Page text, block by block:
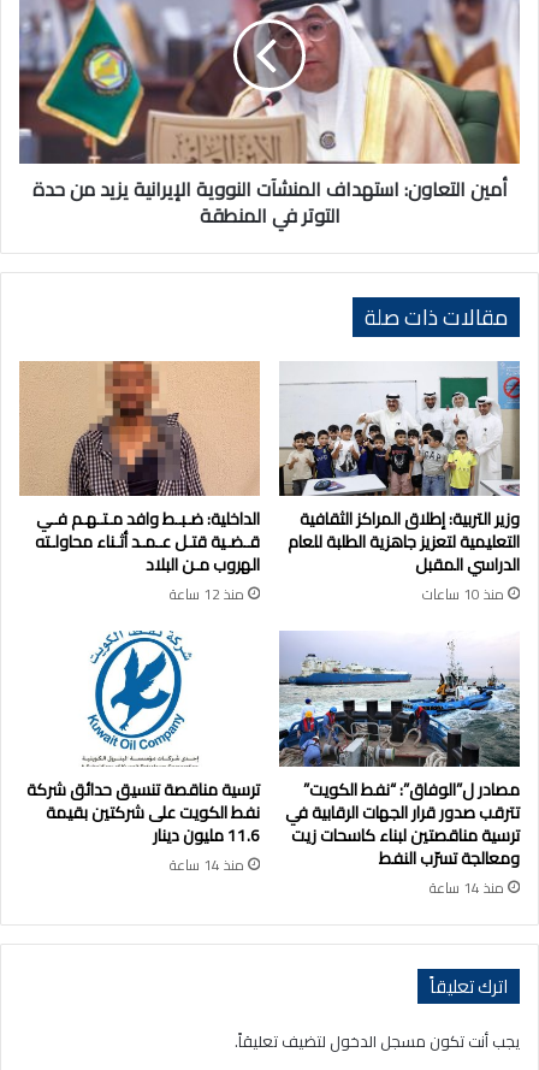
استهداف
المنشآت
النووية
الإيرانية
يزيد
من
حدة
التوتر
أمين التعاون: استهداف المنشآت النووية الإيرانية يزيد من حدة
التوتر في المنطقة
مقالات ذات صلة
وزير التربية: إطلاق المراكز الثقافية
التعليمية لتعزيز جاهزية الطلبة للعام
الدراسي المقبل
منذ 10 ساعات
الداخلية: ضـبـط وافد مـتـهـم فـي
قـضـية قتـل عـمـد أثـناء محاولـته
الهروب مـن البلاد
منذ 12 ساعة
مصادر ل”الوفاق”: “نفط الكويت”
تترقب صدور قرار الجهات الرقابية في
ترسية مناقصتين لبناء كاسحات زيت
ومعالجة تسرّب النفط
منذ 14 ساعة
ترسية مناقصة تنسيق حدائق شركة
نفط الكويت على شركتين بقيمة
11.6 مليون دينار
منذ 14 ساعة
اترك تعليقاً
يجب أنت تكون مسجل الدخول لتضيف تعليقاً.